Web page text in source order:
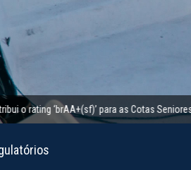
‘brAA+(sf)’ para as Cotas Seniores da